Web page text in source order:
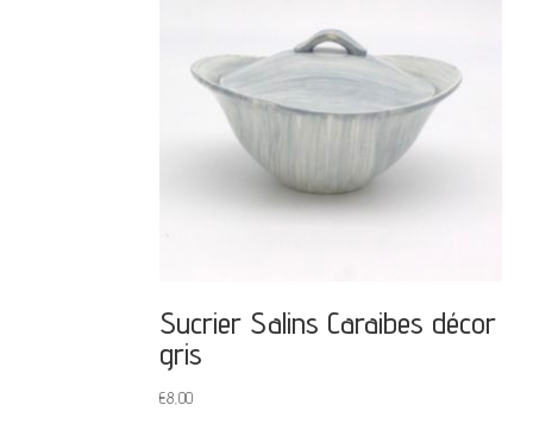
Sucrier Salins Caraibes décor
gris
€8,00